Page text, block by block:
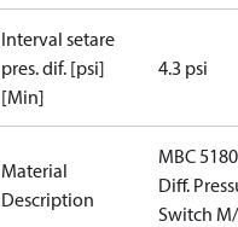
Interval setare
pres. dif. [psi]
[Min]
4.3 psi
Material
Description
MBC 5180
Diff.
Switch